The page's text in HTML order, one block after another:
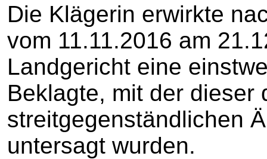
Die Klägerin erwirkte
vom 11.11.2016 am
Landgericht eine
Beklagte, mit der dieser
streitgegenständlichen
untersagt wurden.